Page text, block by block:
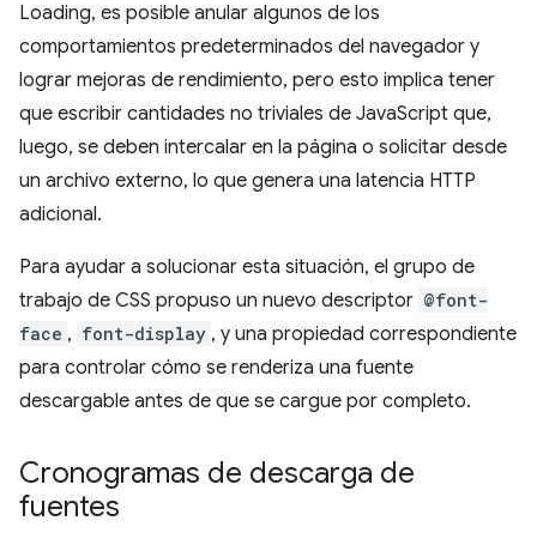
Loading, es posible anular algunos de los
comportamientos predeterminados del navegador y
lograr mejoras de rendimiento, pero esto implica tener
que escribir cantidades no triviales de JavaScript que,
luego, se deben intercalar en la página o solicitar desde
un archivo externo, lo que genera una latencia HTTP
adicional.
Para ayudar a solucionar esta situación, el grupo de
trabajo de CSS propuso un nuevo descriptor @font-
face , font-display , y una propiedad correspondiente
para controlar cómo se renderiza una fuente
descargable antes de que se cargue por completo.
Cronogramas de descarga de
fuentes